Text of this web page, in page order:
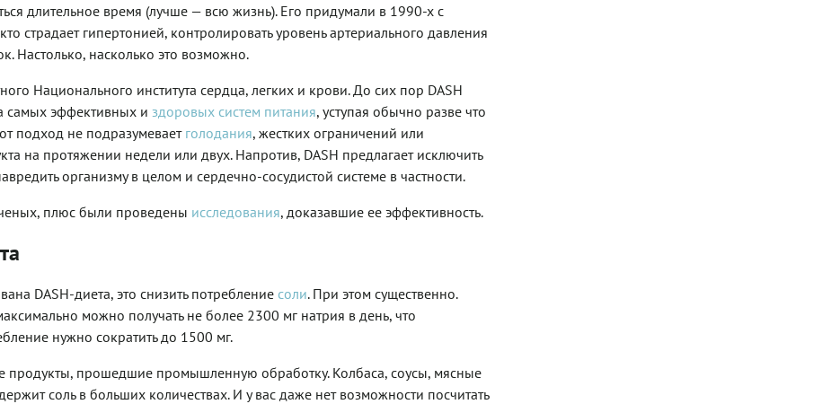
длительное время (лучше — всю жизнь). Его придумали в 1990-х с
страдает гипертонией, контролировать уровень артериального давления
Настолько, насколько это возможно.
Национального института сердца, легких и крови. До сих пор DASH
самых эффективных и здоровых систем питания, уступая обычно разве что
подход не подразумевает голодания, жестких ограничений или
на протяжении недели или двух. Напротив, DASH предлагает исключить
организму в целом и сердечно-сосудистой системе в частности.
плюс были проведены исследования, доказавшие ее эффективность.
DASH-диета, это снизить потребление соли. При этом существенно.
можно получать не более 2300 мг натрия в день, что
нужно сократить до 1500 мг.
продукты, прошедшие промышленную обработку. Колбаса, соусы, мясные
соль в больших количествах. И у вас даже нет возможности посчитать